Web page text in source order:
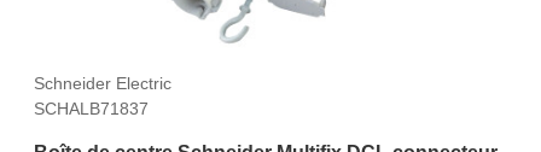
Schneider Electric
SCHALB71837